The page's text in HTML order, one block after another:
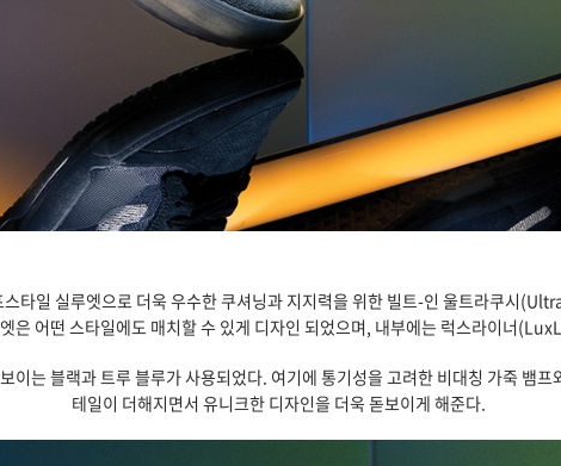
타일 실루엣으로 더욱 우수한 쿠셔닝과 지지력을 위한 빌트-인 울트라쿠시
은 어떤 스타일에도 매치할 수 있게 디자인 되었으며, 내부에는 럭스라이너
이는 블랙과 트루 블루가 사용되었다. 여기에 통기성을 고려한 비대칭 가죽
테일이 더해지면서 유니크한 디자인을 더욱 돋보이게 해준다.